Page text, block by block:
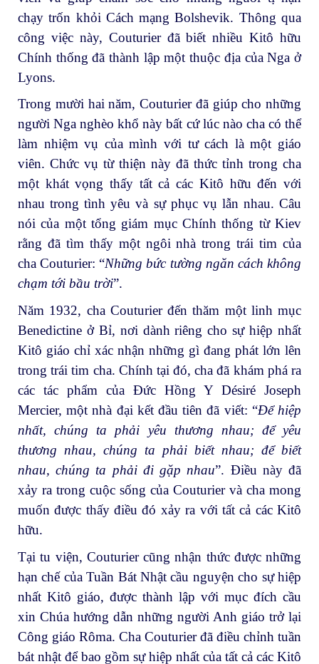
chạy trốn khỏi Cách mạng Bolshevik. Thông qua
công việc này, Couturier đã biết nhiều Kitô hữu
Chính thống đã thành lập một thuộc địa của Nga ở
Lyons.
Trong mười hai năm, Couturier đã giúp cho những
người Nga nghèo khổ này bất cứ lúc nào cha có thể
làm nhiệm vụ của mình với tư cách là một giáo
viên. Chức vụ từ thiện này đã thức tỉnh trong cha
một khát vọng thấy tất cả các Kitô hữu đến với
nhau trong tình yêu và sự phục vụ lẫn nhau. Câu
nói của một tổng giám mục Chính thống từ Kiev
rằng đã tìm thấy một ngôi nhà trong trái tim của
cha Couturier: “Những bức tường ngăn cách không
chạm tới bầu trời”.
Năm 1932, cha Couturier đến thăm một linh mục
Benedictine ở Bỉ, nơi dành riêng cho sự hiệp nhất
Kitô giáo chỉ xác nhận những gì đang phát lớn lên
trong trái tim cha. Chính tại đó, cha đã khám phá ra
các tác phẩm của Đức Hồng Y Désiré Joseph
Mercier, một nhà đại kết đầu tiên đã viết: “Để hiệp
nhất, chúng ta phải yêu thương nhau; để yêu
thương nhau, chúng ta phải biết nhau; để biết
nhau, chúng ta phải đi gặp nhau”. Điều này đã
xảy ra trong cuộc sống của Couturier và cha mong
muốn được thấy điều đó xảy ra với tất cả các Kitô
hữu.
Tại tu viện, Couturier cũng nhận thức được những
hạn chế của Tuần Bát Nhật cầu nguyện cho sự hiệp
nhất Kitô giáo, được thành lập với mục đích cầu
xin Chúa hướng dẫn những người Anh giáo trở lại
Công giáo Rôma. Cha Couturier đã điều chỉnh tuần
bát nhật để bao gồm sự hiệp nhất của tất cả các Kitô